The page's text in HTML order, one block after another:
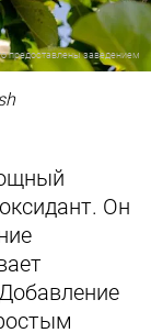
предоставлены заведением
Он